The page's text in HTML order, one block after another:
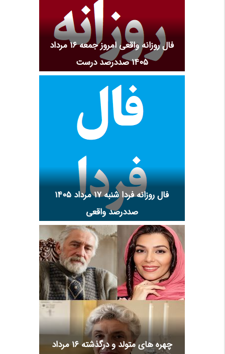
فال روزانه واقعی امروز جمعه ۱۶ مرداد
۱۴۰۵ صددرصد درست
فال روزانه فردا شنبه ۱۷ مرداد ۱۴۰۵
صددرصد واقعی
چهره های متولد و درگذشته 16 مرداد